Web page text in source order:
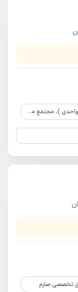
مهر، طبقه 1، واحد 4